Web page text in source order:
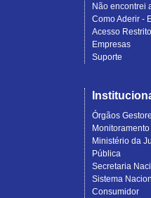
Não encontrei
Como Aderir -
Acesso
Empresas
Suporte
Órgãos
Monitoramento
Ministério da
Pública
Secretaria
Sistema
Consumidor